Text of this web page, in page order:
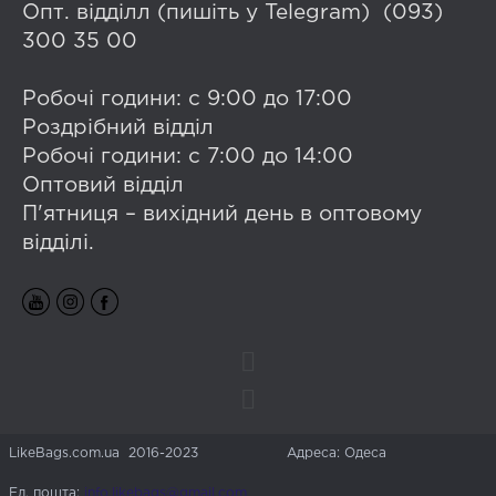
Опт. відділл (пишіть у Telegram) (093)
300 35 00
Робочі години: с 9:00 до 17:00
Роздрібний відділ
Робочі години: с 7:00 до 14:00
Оптовий відділ
П'ятниця – вихідний день в оптовому
відділі.
LikeBags.com.ua 2016-2023 Адреса: Одеса
Ел. пошта: info.likebags@gmail.com